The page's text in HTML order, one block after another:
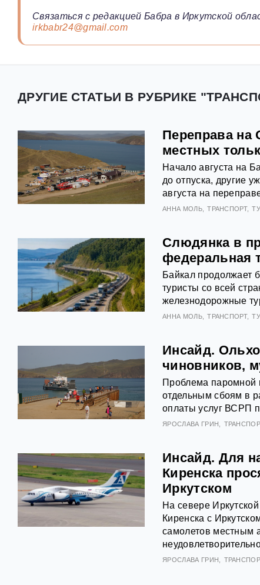
Связаться с редакцией Бабра в Иркутской
irkbabr24@gmail.com
ДРУГИЕ СТАТЬИ В РУБРИКЕ
Переправа на
местных
Начало августа на
до отпуска, другие
августа на
АННА МОЛЬ ТРАНСПОРТ
Слюдянка в
федеральная
Байкал продолжает
туристы со всей
железнодорожные
АННА МОЛЬ ТРАНСПОРТ
Инсайд.
чиновников,
Проблема паромной
отдельным сбоям в
оплаты услуг ВСРП
ЯРОСЛАВА ГРИН
Инсайд. Для
Киренска
Иркутском
На севере
Киренска с
самолетов местным
ЯРОСЛАВА ГРИН